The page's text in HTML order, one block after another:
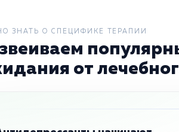
ЗНАТЬ О СПЕЦИФИКЕ ТЕРАПИИ
от